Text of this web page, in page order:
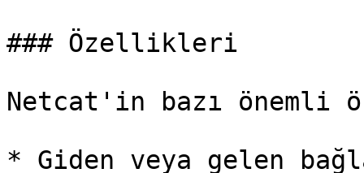
### Özellikleri
Netcat'in bazı
* Giden veya gelen